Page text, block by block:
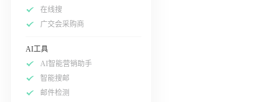
在线搜
广交会采购商
AI工具
AI智能营销助手
智能搜邮
邮件检测